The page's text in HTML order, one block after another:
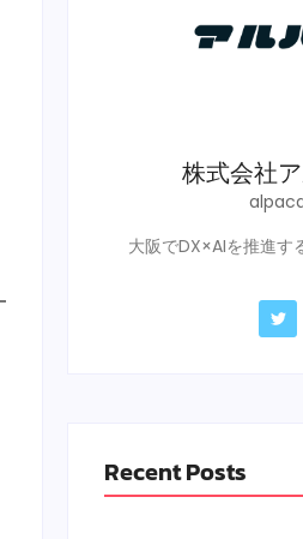
株式会社
大阪でDX×AIを推進す
Recent Posts